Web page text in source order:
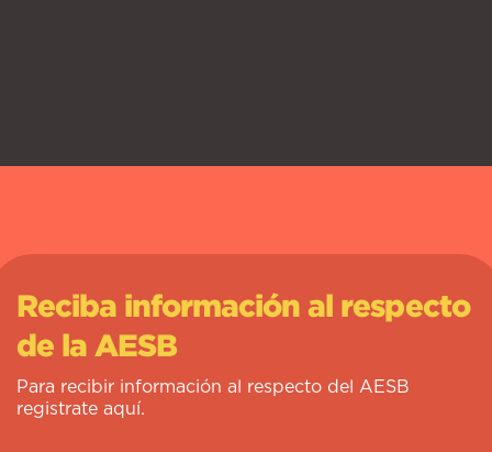
Para recibir información al respecto del AESB
registrate aquí.
Reciba información al respecto
de la AESB